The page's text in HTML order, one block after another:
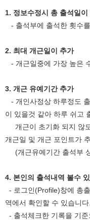
1. 정보수정시 총 출석일
- 출석부에 출석한 횟수
2. 최대 개근일이 추가
- 개근일중에 가장 높은
3. 개근 유예기간 추가
- 개인사정상 하루정도
이 있을것 같아 하루 쉬고
개근이 초기화 되지 않
개근일 및 개근 포인트가
(개근유예기간 출석부
4. 본인의 출석내역 볼수
- 로그인(Profile)창에 총
역에서 확인할 수 있습니다.
- 출석체크한 기록을 기